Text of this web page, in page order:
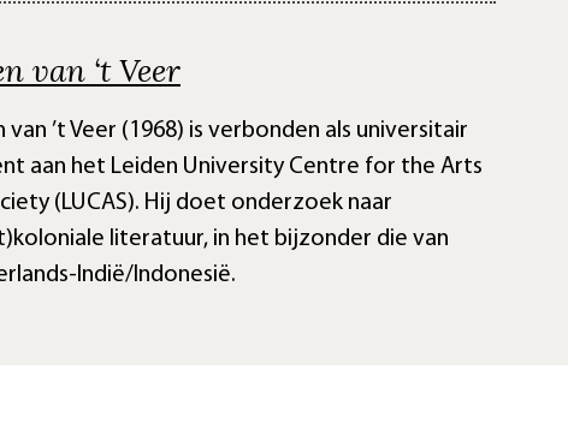
van ‘t Veer
van ’t Veer (1968) is verbonden als universitair
aan het Leiden University Centre for the Arts
(LUCAS). Hij doet onderzoek naar
literatuur, in het bijzonder die van
Indië/Indonesië.